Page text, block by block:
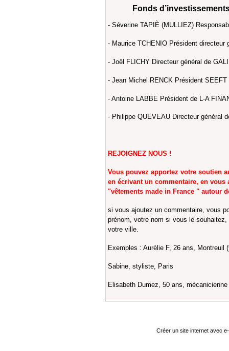
Fonds d’investissements
- Séverine TAPIÈ (MULLIEZ)
- Maurice TCHENIO Président directeur
- Joël FLICHY Directeur général de
- Jean Michel RENCK Président SEEFT
- Antoine LABBE Président de L-A
- Philippe QUEVEAU Directeur général
REJOIGNEZ NOUS !
Vous pouvez apportez votre soutien
en écrivant un commentaire, en vous
"vêtements made in France " autour
si vous ajoutez un commentaire, vous
prénom, votre nom si vous le
votre ville.
Exemples : Aurèlie F, 26 ans, Montreuil
Sabine, styliste, Paris
Elisabeth Dumez, 50 ans,
Créer un site internet avec